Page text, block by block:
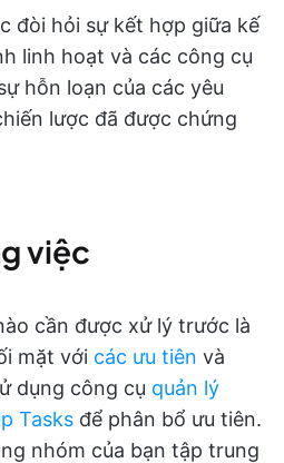
đòi hỏi sự kết hợp giữa kế
linh hoạt và các công cụ
hỗn loạn của các yêu
lược đã được chứng
việc
cần được xử lý trước là
mặt với các ưu tiên và
dụng công cụ quản lý
Tasks để phân bổ ưu tiên.
nhóm của bạn tập trung